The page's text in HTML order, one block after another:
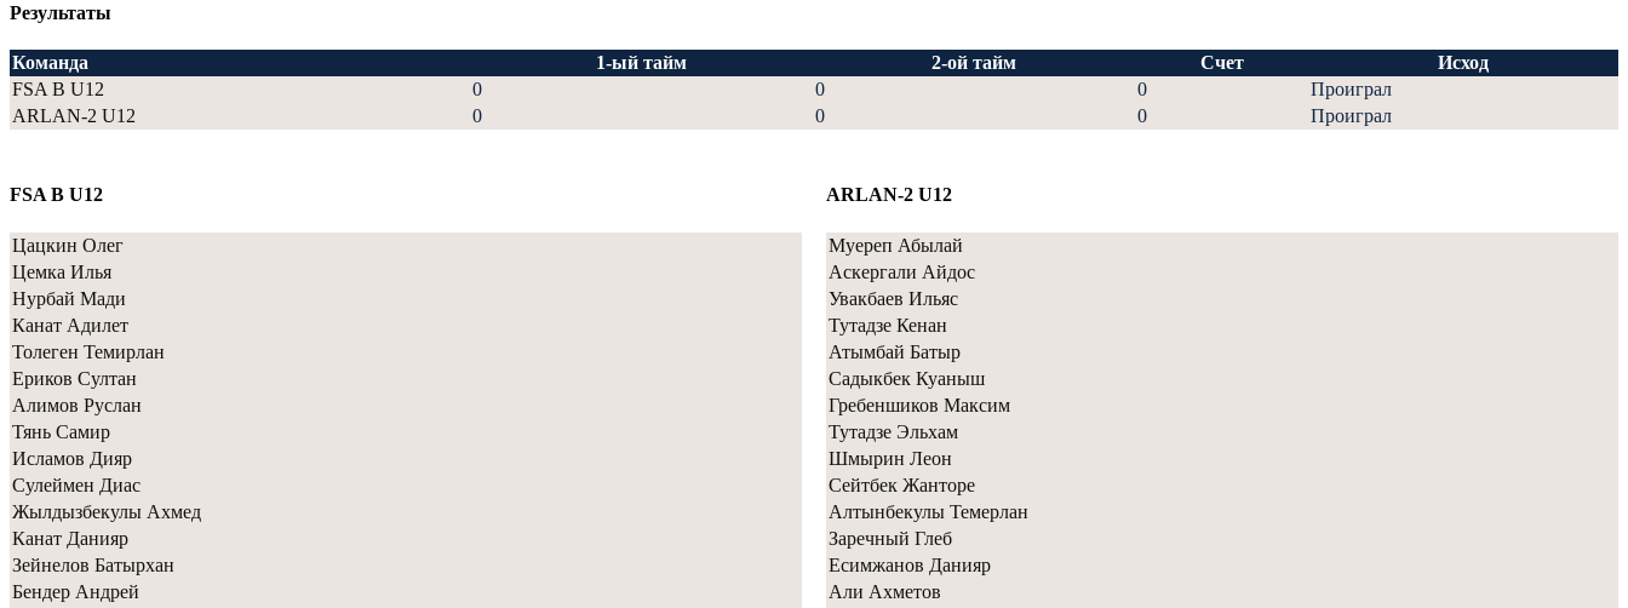
Результаты
Команда 1-ый тайм 2-ой тайм Счет
Исход
FSA B U12
0 0 0
Проиграл
ARLAN-2 U12
0 0 0 Проиграл
FSA B U12
Цацкин Олег
Цемка Илья
Нурбай Мади
Канат Адилет
Толеген Темирлан
Ериков Султан
Алимов Руслан
Тянь Самир
Исламов Дияр
Сулеймен Диас
Жылдызбекулы Ахмед
Канат Данияр
Зейнелов Батырхан
Бендер Андрей
ARLAN-2 U12
Муереп Абылай
Аскергали Айдос
Увакбаев Ильяс
Тутадзе Кенан
Атымбай Батыр
Садыкбек Куаныш
Гребеншиков Максим
Тутадзе Эльхам
Шмырин Леон
Cейтбек Жанторе
Алтынбекулы Темерлан
Заречный Глеб
Есимжанов Данияр
Али Ахметов